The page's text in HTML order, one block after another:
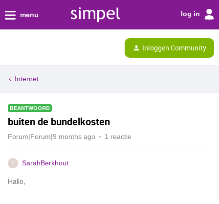
menu log in
Inloggen Community
Internet
BEANTWOORD
buiten de bundelkosten
Forum|Forum|9 months ago 1 reactie
S SarahBerkhout
Hallo,